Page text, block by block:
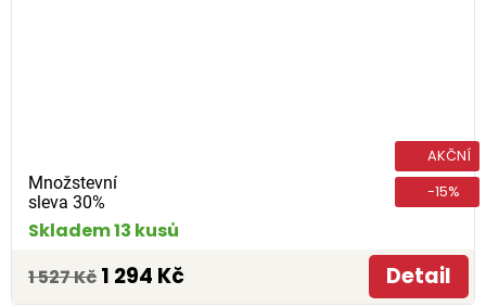
Množstevní
sleva 30%
AKČNÍ
-15%
Skladem 13 kusů
1 527 Kč 1 294 Kč Detail